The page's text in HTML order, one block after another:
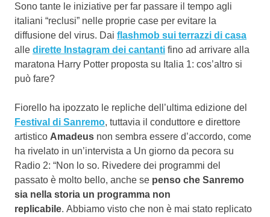
Sono tante le iniziative per far passare il tempo agli
italiani “reclusi” nelle proprie case per evitare la
diffusione del virus. Dai flashmob sui terrazzi di casa
alle dirette Instagram dei cantanti fino ad arrivare alla
maratona Harry Potter proposta su Italia 1: cos’altro si
può fare?
Fiorello ha ipozzato le repliche dell’ultima edizione del
Festival di Sanremo, tuttavia il conduttore e direttore
artistico Amadeus non sembra essere d’accordo, come
ha rivelato in un’intervista a Un giorno da pecora su
Radio 2: “Non lo so. Rivedere dei programmi del
passato è molto bello, anche se penso che Sanremo
sia nella storia un programma non
replicabile. Abbiamo visto che non è mai stato replicato